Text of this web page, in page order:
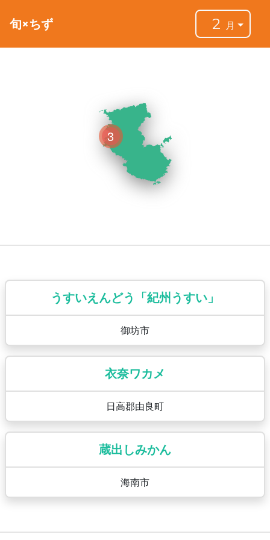
旬×ちず 2 月
3
うすいえんどう「紀州うすい」
御坊市
衣奈ワカメ
日高郡由良町
蔵出しみかん
海南市